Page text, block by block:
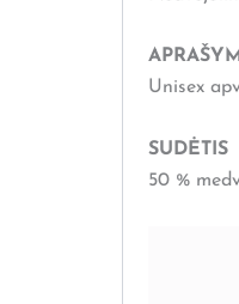
Unisex
SUDĖTIS
50 %